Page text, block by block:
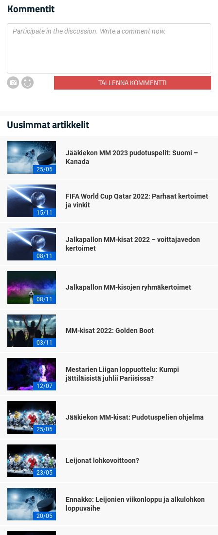
Kommentit
TALLENNA KOMMENTTI
Uusimmat artikkelit
25/05
Jääkiekon MM 2023 pudotuspelit: Suomi –
Kanada
15/11
FIFA World Cup Qatar 2022: Parhaat kertoimet
ja vinkit
08/11
Jalkapallon MM-kisat 2022 – voittajavedon
kertoimet
08/11
Jalkapallon MM-kisojen ryhmäkertoimet
03/11
MM-kisat 2022: Golden Boot
12/07
Mestarien Liigan loppuottelu: Kumpi
jättiläisistä juhlii Pariisissa?
25/05
Jääkiekon MM-kisat: Pudotuspelien ohjelma
23/05
Leijonat lohkovoittoon?
20/05
Ennakko: Leijonien viikonloppu ja alkulohkon
loppuvaihe